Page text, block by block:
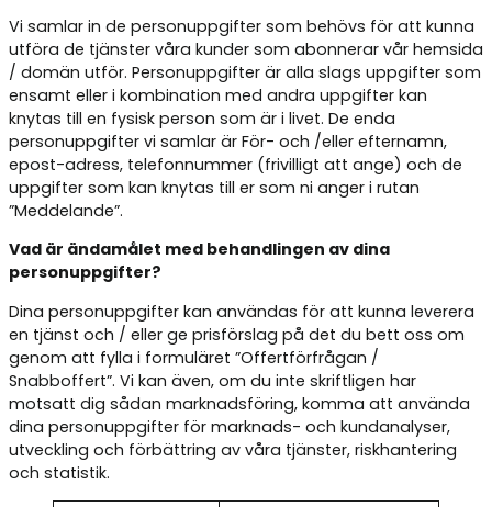
Vi samlar in de personuppgifter som behövs för att kunna
utföra de tjänster våra kunder som abonnerar vår hemsida
/ domän utför. Personuppgifter är alla slags uppgifter som
ensamt eller i kombination med andra uppgifter kan
knytas till en fysisk person som är i livet. De enda
personuppgifter vi samlar är För- och /eller efternamn,
epost-adress, telefonnummer (frivilligt att ange) och de
uppgifter som kan knytas till er som ni anger i rutan
”Meddelande”.
Vad är ändamålet med behandlingen av dina
personuppgifter?
Dina personuppgifter kan användas för att kunna leverera
en tjänst och / eller ge prisförslag på det du bett oss om
genom att fylla i formuläret ”Offertförfrågan /
Snabboffert”. Vi kan även, om du inte skriftligen har
motsatt dig sådan marknadsföring, komma att använda
dina personuppgifter för marknads- och kundanalyser,
utveckling och förbättring av våra tjänster, riskhantering
och statistik.